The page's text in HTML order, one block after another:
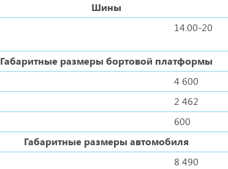
Шины
14.00-20
Габаритные размеры бортовой платформы
4 600
2 462
600
Габаритные размеры автомобиля
8 490